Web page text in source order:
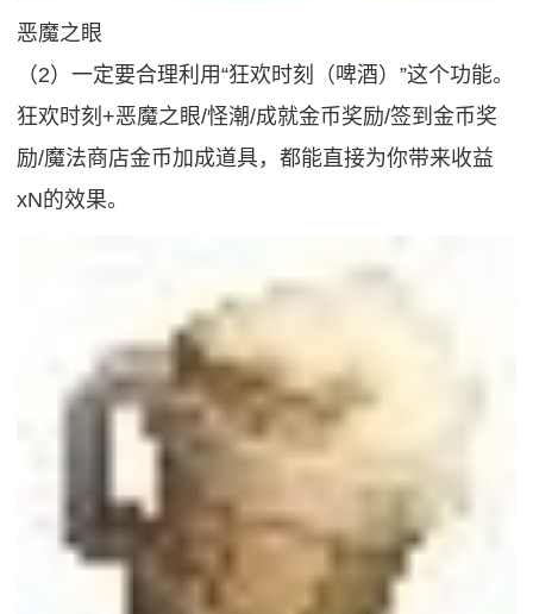
恶魔之眼
（2）一定要合理利用“狂欢时刻（啤酒）”这个功能。
狂欢时刻+恶魔之眼/怪潮/成就金币奖励/签到金币奖
励/魔法商店金币加成道具，都能直接为你带来收益
xN的效果。